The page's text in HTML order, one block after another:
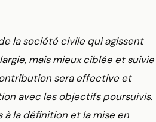
la société civile qui agissent
mais mieux ciblée et suivie
sera effective et
avec les objectifs poursuivis.
à la définition et la mise en